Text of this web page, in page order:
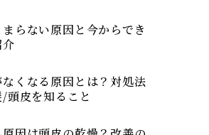
らない原因と今からでき
くなる原因とは？対処法
頭皮を知ること